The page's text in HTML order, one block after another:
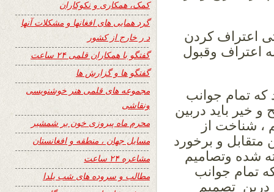
اعتراف کردن
اعتراف وقبول
که تمام جوانب
خیر باید دربین
، شناخت از
و برخورد
شده وتصامیم
تمام جوانب
درین تصمیم
کمک، همکاری و نکوکاران
گرد همایی های افغانها و مشکلات آنها
د ر خارج از کشور
گفتگو با همکاران قلمی ۲۴ ساعت
گفتگو ها و گزارش ها
مجموعه های قلمی هنر خوشنویسی
ونقاشی
محرم ماه پیروزی خون بر شمشیر
مسایل جهان ، منطقه و افغانستان
مشاعره ۲۴ ساعت
مطالب و سروده های شب یلدا